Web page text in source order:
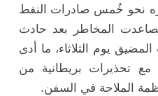
نحو خُمس صادرات النفط
تصاعدت المخاطر بعد حادث
يوم الثلاثاء، ما أدى
مع تحذيرات بريطانية من
الملاحة في السفن.